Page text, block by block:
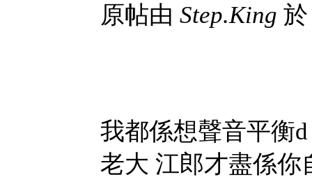
原帖由 Step.King
我都係想聲音平衡
老大 江郎才盡係